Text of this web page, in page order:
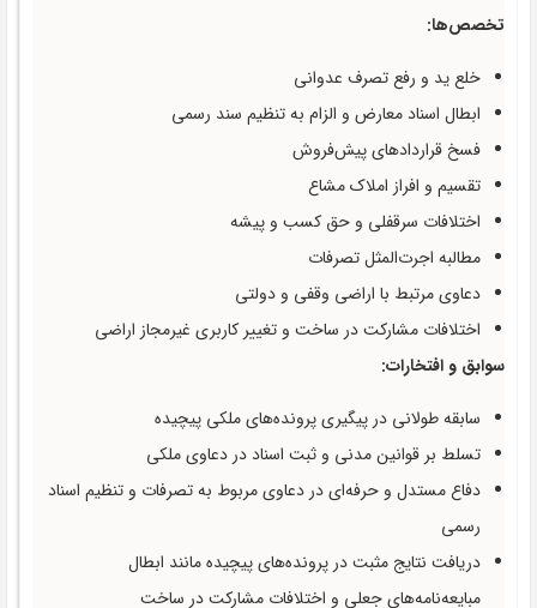
تخصص‌ها:
خلع ید و رفع تصرف عدوانی
ابطال اسناد معارض و الزام به تنظیم سند رسمی
فسخ قراردادهای پیش‌فروش
تقسیم و افراز املاک مشاع
اختلافات سرقفلی و حق کسب و پیشه
مطالبه اجرت‌المثل تصرفات
دعاوی مرتبط با اراضی وقفی و دولتی
اختلافات مشارکت در ساخت و تغییر کاربری غیرمجاز اراضی
سوابق و افتخارات:
سابقه طولانی در پیگیری پرونده‌های ملکی پیچیده
تسلط بر قوانین مدنی و ثبت اسناد در دعاوی ملکی
دفاع مستدل و حرفه‌ای در دعاوی مربوط به تصرفات و تنظیم اسناد
رسمی
دریافت نتایج مثبت در پرونده‌های پیچیده مانند ابطال
مبایعه‌نامه‌های جعلی و اختلافات مشارکت در ساخت